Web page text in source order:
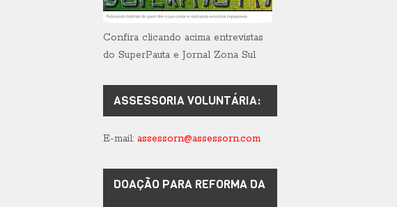
Confira clicando acima entrevistas
do SuperPauta e Jornal Zona Sul
ASSESSORIA VOLUNTÁRIA:
E-mail: assessorn@assessorn.com
DOAÇÃO PARA REFORMA DA